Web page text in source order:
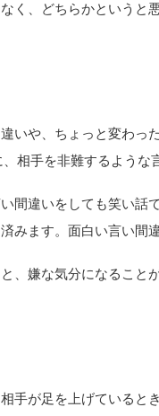
く、どちらかというと
いや、ちょっと変わっ
相手を非難するような
間違いをしても笑い話
みます。面白い言い間
、嫌な気分になること
手が足を上げていると